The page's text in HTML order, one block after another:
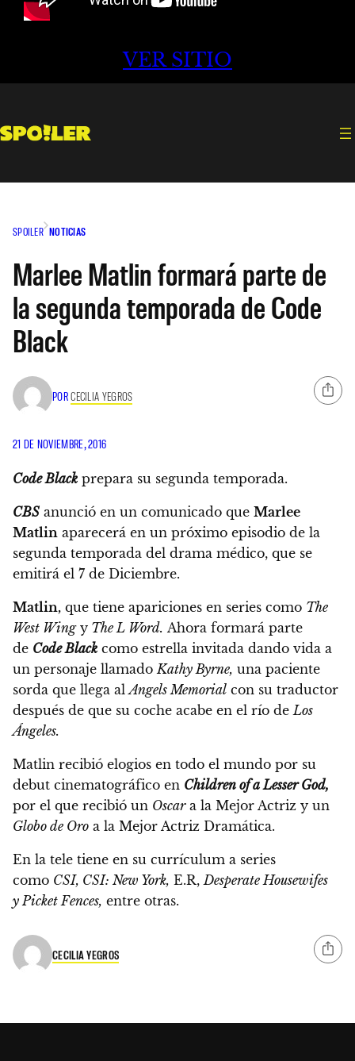
VER SITIO
SPOILER NOTICIAS
Marlee Matlin formará parte de
la segunda temporada de Code
Black
PORCECILIA YEGROS
21 DE NOVIEMBRE, 2016
Code Black prepara su segunda temporada.
CBS anunció en un comunicado que Marlee
Matlin aparecerá en un próximo episodio de la
segunda temporada del drama médico, que se
emitirá el 7 de Diciembre.
Matlin, que tiene apariciones en series como The
West Wingy The L Word. Ahora formará parte
de Code Black como estrella invitada dando vida a
un personaje llamado Kathy Byrne, una paciente
sorda que llega alAngels Memorial con su traductor
después de que su coche acabe en el río de Los
Ángeles.
Matlin recibió elogios en todo el mundo por su
debut cinematográfico en Children of a Lesser God,
por el que recibió un Oscara la Mejor Actriz y un
Globo de Oro a la Mejor Actriz Dramática.
En la tele tiene en su currículum a series
como CSI, CSI: New York, E.R, Desperate Housewifes
y Picket Fences, entre otras.
CECILIA YEGROS